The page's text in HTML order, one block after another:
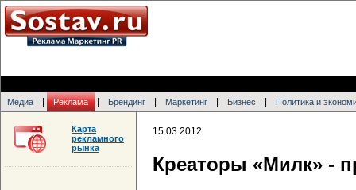
Медиа Реклама Брендинг Маркетинг Бизнес Политика и
15.03.2012
Креаторы «Милк» -
Карта
рекламного
рынка